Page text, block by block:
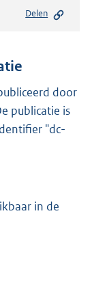
Delen
door
publicatie is
"dc-
in de